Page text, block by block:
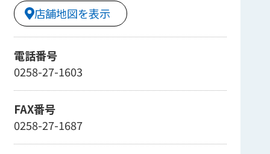
店舗地図を表示
電話番号
0258-27-1603
FAX番号
0258-27-1687